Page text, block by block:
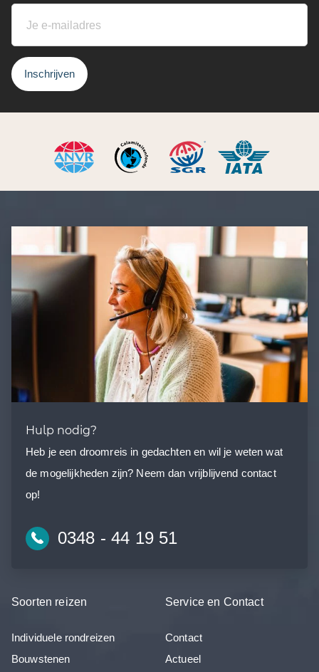
Inschrijven
Hulp nodig?
Heb je een droomreis in gedachten en wil je weten wat
de mogelijkheden zijn? Neem dan vrijblijvend contact
op!
0348 - 44 19 51
Soorten reizen
Individuele rondreizen
Bouwstenen
Service en Contact
Contact
Actueel